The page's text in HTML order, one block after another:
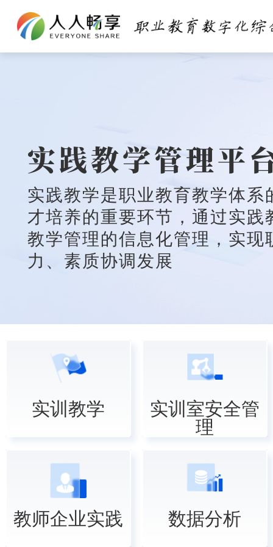
实践教学管理平
实践教学是职业教育教学体
才培养的重要环节，通过实
教学管理的信息化管理，实
力、素质协调发展
实训教学 实训室安全管
理
教师企业实践 数据分析